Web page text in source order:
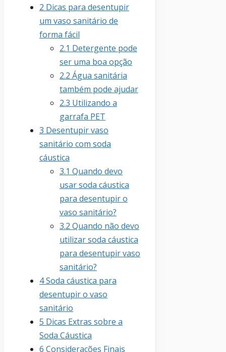
2 Dicas para desentupir
um vaso sanitário de
forma fácil
2.1 Detergente pode
ser uma boa opção
2.2 Água sanitária
também pode ajudar
2.3 Utilizando a
garrafa PET
3 Desentupir vaso
sanitário com soda
cáustica
3.1 Quando devo
usar soda cáustica
para desentupir o
vaso sanitário?
3.2 Quando não devo
utilizar soda cáustica
para desentupir vaso
sanitário?
4Soda cáustica para
desentupir o vaso
sanitário
5 Dicas Extras sobre a
Soda Cáustica
6 Considerações Finais